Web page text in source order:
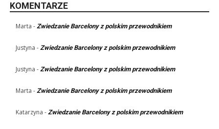
KOMENTARZE
Marta - Zwiedzanie Barcelony z polskim przewodnikiem
Justyna - Zwiedzanie Barcelony z polskim przewodnikiem
Justyna - Zwiedzanie Barcelony z polskim przewodnikiem
Marta - Zwiedzanie Barcelony z polskim przewodnikiem
Katarzyna - Zwiedzanie Barcelony z polskim przewodnikiem